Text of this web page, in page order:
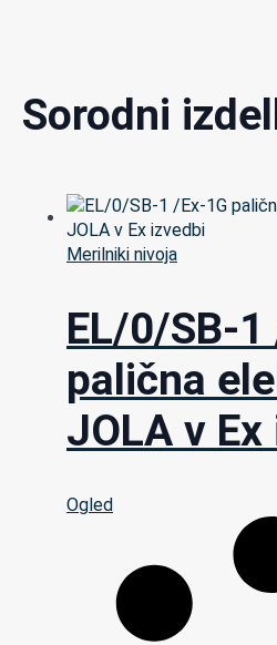
Sorodni
Merilniki nivoja
EL/0/SB-1
palična
JOLA v
Ogled